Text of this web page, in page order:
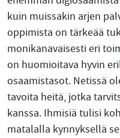
kuin muissakin arjen
oppimista on tärkeää
monikanavaisesti eri
on huomioitava hyvin
osaamistasot. Netissä
tavoita heitä, jotka
kanssa. Ihmisiä tulisi
matalalla kynnyksellä